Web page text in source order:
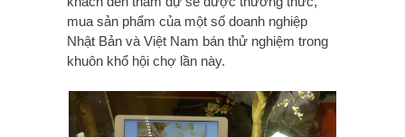
mua sản phẩm của một số doanh nghiệp
Nhật Bản và Việt Nam bán thử nghiệm trong
khuôn khổ hội chợ lần này.